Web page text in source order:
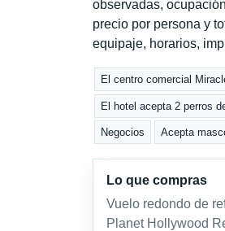
observadas,
precio por persona y
equipaje, horarios,
El centro comercial
El hotel acepta 2 perros
Negocios Acepta
Lo que compras
Vuelo redondo de
Planet Hollywood